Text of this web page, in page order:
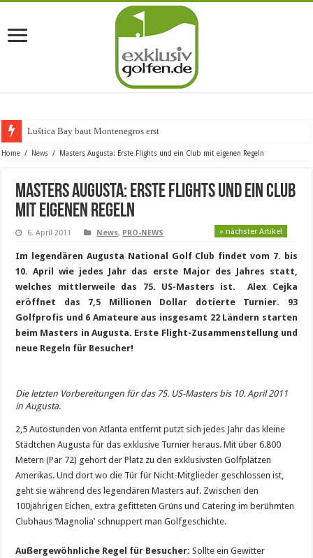
Luštica Bay baut Montenegros erste Golf-
Home / News / Masters Augusta: Erste Flights und ein Club mit eigenen Regeln
Masters Augusta: Erste Flights und ein Club
mit eigenen Regeln
6. April 2011 News, PRO-NEWS » nächster Artikel
Im legendären Augusta National Golf Club findet vom 7. bis
10. April wie jedes Jahr das erste Major des Jahres statt,
welches mittlerweile das 75. US-Masters ist. Alex Cejka
eröffnet das 7,5 Millionen Dollar dotierte Turnier. 93
Golfprofis und 6 Amateure aus insgesamt 22 Ländern starten
beim Masters in Augusta. Erste Flight-Zusammenstellung und
neue Regeln für Besucher!
Die letzten Vorbereitungen für das 75. US-Masters bis 10. April 2011
in Augusta.
2,5 Autostunden von Atlanta entfernt putzt sich jedes Jahr das kleine
Städtchen Augusta für das exklusive Turnier heraus. Mit über 6.800
Metern (Par 72) gehört der Platz zu den exklusivsten Golfplätzen
Amerikas. Und dort wo die Tür für Nicht-Mitglieder geschlossen ist,
geht sie während des legendären Masters auf. Zwischen den
100jährigen Eichen, extra gefitteten Grüns und Catering im berühmten
Clubhaus ‘Magnolia’ schnuppert man Golfgeschichte.
Außergewöhnliche Regel für Besucher: Sollte ein Gewitter